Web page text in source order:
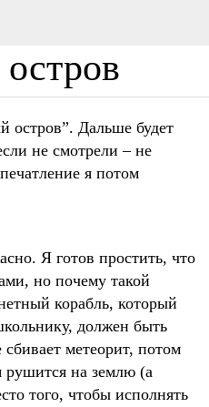
Дальше будет
не смотрели – не
я потом
Я готов простить, что
но почему такой
корабль, который
должен быть
метеорит, потом
рушится на землю (а
того, чтобы исполнять